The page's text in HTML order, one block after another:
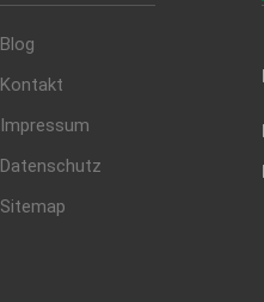
Blog
Kontakt
Impressum
Datenschutz
Sitemap